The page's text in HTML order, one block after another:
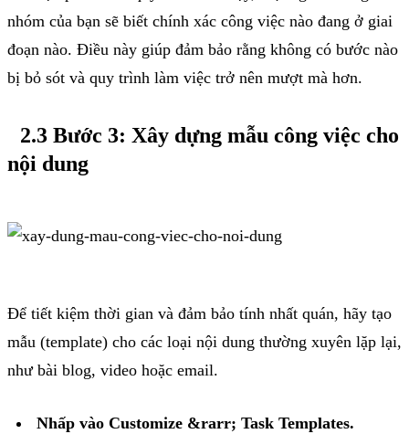
nhóm của bạn sẽ biết chính xác công việc nào đang ở giai
đoạn nào. Điều này giúp đảm bảo rằng không có bước nào
bị bỏ sót và quy trình làm việc trở nên mượt mà hơn.
2.3 Bước 3: Xây dựng mẫu công việc cho
nội dung
Để tiết kiệm thời gian và đảm bảo tính nhất quán, hãy tạo
mẫu (template) cho các loại nội dung thường xuyên lặp lại,
như bài blog, video hoặc email.
Nhấp vào Customize &rarr; Task Templates.